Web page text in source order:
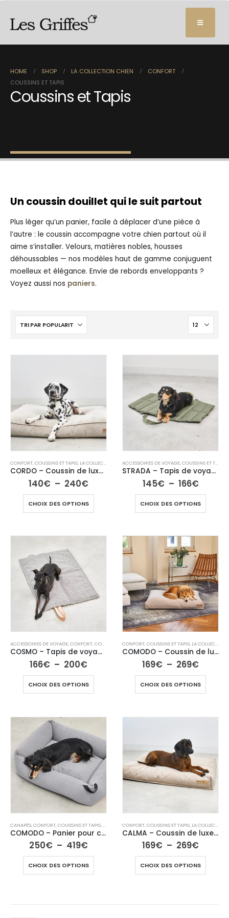
HOME SHOP LA COLLECTION CHIEN
CONFORT
COUSSINS ET TAPIS
Coussins et Tapis
Un coussin douillet qui le suit partout
Plus léger qu’un panier, facile à déplacer d’une pièce à
l’autre : le coussin accompagne votre chien partout où il
aime s’installer. Velours, matières nobles, housses
déhoussables — nos modèles haut de gamme conjuguent
moelleux et élégance. Envie de rebords enveloppants ?
Voyez aussi nos paniers.
CONFORT,COUSSINS ET TAPIS, LA COLLECTION CHIEN
CORDO – Coussin de luxe pour chien
140€ – 240€
CHOIX DES OPTIONS
ACCESSOIRES DE VOYAGE,COUSSINS ET TAPIS
STRADA – Tapis de voyage haut de gamme pour chien
145€ – 166€
CHOIX DES OPTIONS
ACCESSOIRES DE VOYAGE,CONFORT,COUSSINS ET TAPIS ,LA COLLECTION CHIEN, VOYAGE &
COSMO – Tapis de voyage bouclé
166€ – 200€
CHOIX DES OPTIONS
CONFORT,COUSSINS ET TAPIS, LA COLLECTION CHIEN
COMODO – Coussin de luxe pour chien
169€ – 269€
CHOIX DES OPTIONS
CANAPÉS,CONFORT,COUSSINS ET TAPIS,LA COLLECTION CHIEN,LITS,NON CLASSÉ,PANIERS
COMODO – Panier pour chien
250€ – 419€
CHOIX DES OPTIONS
CONFORT,COUSSINS ET TAPIS, LA COLLECTION CHIEN
CALMA – Coussin de luxe pour chien
169€ – 269€
CHOIX DES OPTIONS